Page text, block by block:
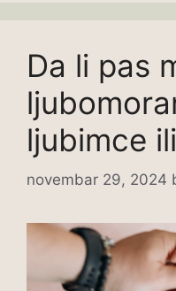
Da li pas
ljubimce
novembar 29, 2024